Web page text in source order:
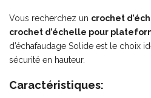
Vous recherchez un crochet
crochet d’échelle pour
d’échafaudage Solide est le choix
sécurité en hauteur.
Caractéristiques: